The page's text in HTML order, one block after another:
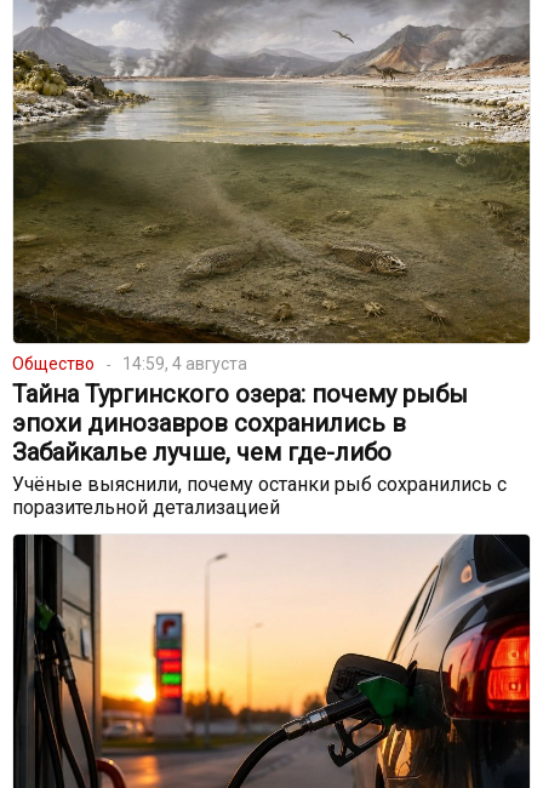
Общество 14:59, 4 августа
Тайна Тургинского озера: почему рыбы
эпохи динозавров сохранились в
Забайкалье лучше, чем где-либо
Учёные выяснили, почему останки рыб сохранились с
поразительной детализацией